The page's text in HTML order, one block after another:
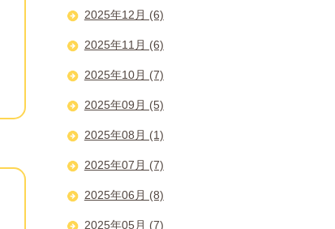
2025年12月 (6)
2025年11月 (6)
2025年10月 (7)
2025年09月 (5)
2025年08月 (1)
2025年07月 (7)
2025年06月 (8)
2025年05月 (7)